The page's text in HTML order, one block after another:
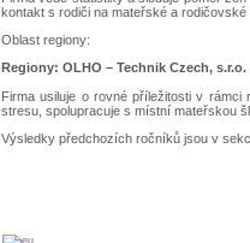
kontakt s rodiči na mateřské a
Oblast regiony:
Regiony: OLHO – Technik Czech, s.r.o.
Firma usiluje o rovné příležitosti v
stresu, spolupracuje s místní mateřskou
Výsledky předchozích ročníků jsou v